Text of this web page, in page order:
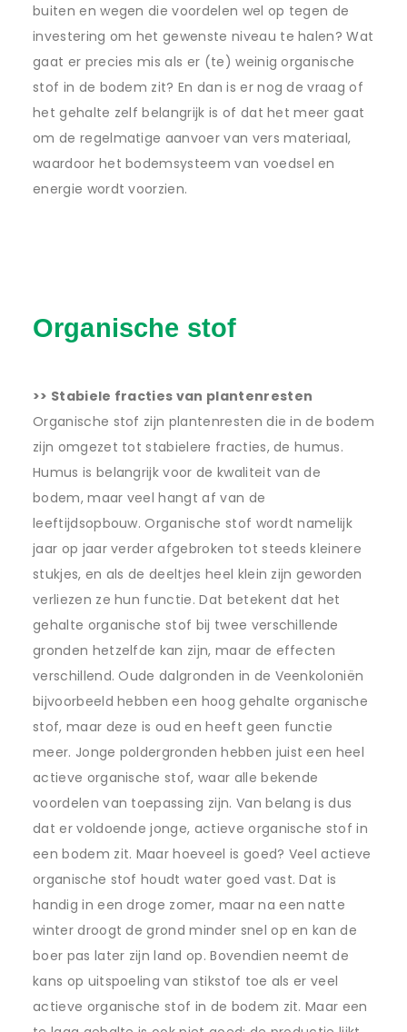
buiten en wegen die voordelen wel op tegen de
investering om het gewenste niveau te halen? Wat
gaat er precies mis als er (te) weinig organische
stof in de bodem zit? En dan is er nog de vraag of
het gehalte zelf belangrijk is of dat het meer gaat
om de regelmatige aanvoer van vers materiaal,
waardoor het bodemsysteem van voedsel en
energie wordt voorzien.
Organische stof
>> Stabiele fracties van plantenresten
Organische stof zijn plantenresten die in de bodem
zijn omgezet tot stabielere fracties, de humus.
Humus is belangrijk voor de kwaliteit van de
bodem, maar veel hangt af van de
leeftijdsopbouw. Organische stof wordt namelijk
jaar op jaar verder afgebroken tot steeds kleinere
stukjes, en als de deeltjes heel klein zijn geworden
verliezen ze hun functie. Dat betekent dat het
gehalte organische stof bij twee verschillende
gronden hetzelfde kan zijn, maar de effecten
verschillend. Oude dalgronden in de Veenkoloniën
bijvoorbeeld hebben een hoog gehalte organische
stof, maar deze is oud en heeft geen functie
meer. Jonge poldergronden hebben juist een heel
actieve organische stof, waar alle bekende
voordelen van toepassing zijn. Van belang is dus
dat er voldoende jonge, actieve organische stof in
een bodem zit. Maar hoeveel is goed? Veel actieve
organische stof houdt water goed vast. Dat is
handig in een droge zomer, maar na een natte
winter droogt de grond minder snel op en kan de
boer pas later zijn land op. Bovendien neemt de
kans op uitspoeling van stikstof toe als er veel
actieve organische stof in de bodem zit. Maar een